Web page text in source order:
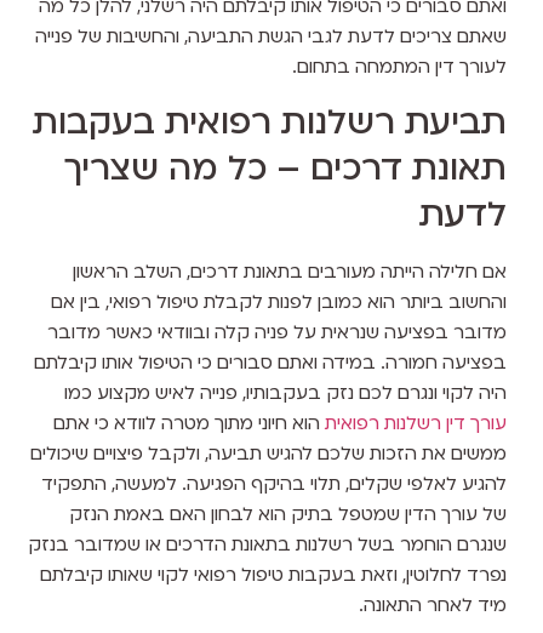
ואתם סבורים כי הטיפול אותו קיבלתם היה רשלני, להלן כל מה
שאתם צריכים לדעת לגבי הגשת התביעה, והחשיבות של פנייה
לעורך דין המתמחה בתחום.
תביעת רשלנות רפואית בעקבות
תאונת דרכים – כל מה שצריך
לדעת
אם חלילה הייתה מעורבים בתאונת דרכים, השלב הראשון
והחשוב ביותר הוא כמובן לפנות לקבלת טיפול רפואי, בין אם
מדובר בפציעה שנראית על פניה קלה ובוודאי כאשר מדובר
בפציעה חמורה. במידה ואתם סבורים כי הטיפול אותו קיבלתם
היה לקוי ונגרם לכם נזק בעקבותיו, פנייה לאיש מקצוע כמו
עורך דין רשלנות רפואיתהוא חיוני מתוך מטרה לוודא כי אתם
ממשים את הזכות שלכם להגיש תביעה, ולקבל פיצויים שיכולים
להגיע לאלפי שקלים, תלוי בהיקף הפגיעה. למעשה, התפקיד
של עורך הדין שמטפל בתיק הוא לבחון האם באמת הנזק
שנגרם הוחמר בשל רשלנות בתאונת הדרכים או שמדובר בנזק
נפרד לחלוטין, וזאת בעקבות טיפול רפואי לקוי שאותו קיבלתם
מיד לאחר התאונה.